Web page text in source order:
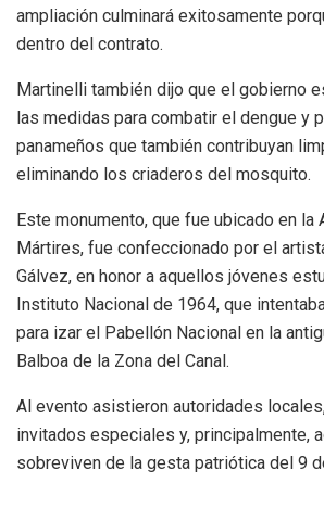
ampliación culminará exitosamente
dentro del contrato.
Martinelli también dijo que el gobierno
las medidas para combatir el dengue y
panameños que también contribuyan
eliminando los criaderos del mosquito.
Este monumento, que fue ubicado en la
Mártires, fue confeccionado por el
Gálvez, en honor a aquellos jóvenes
Instituto Nacional de 1964, que
para izar el Pabellón Nacional en la
Balboa de la Zona del Canal.
Al evento asistieron autoridades
invitados especiales y, principalmente,
sobreviven de la gesta patriótica del 9